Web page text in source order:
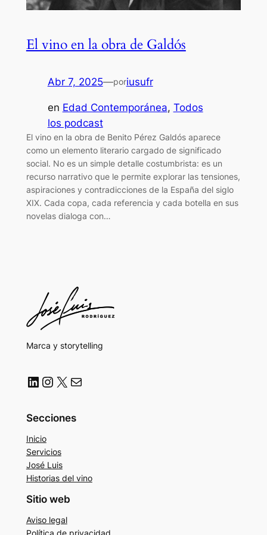
El vino en la obra de Galdós
Abr 7, 2025—poriusufr
en Edad Contemporánea, Todos
los podcast
El vino en la obra de Benito Pérez Galdós aparece
como un elemento literario cargado de significado
social. No es un simple detalle costumbrista: es un
recurso narrativo que le permite explorar las tensiones,
aspiraciones y contradicciones de la España del siglo
XIX. Cada copa, cada referencia y cada botella en sus
novelas dialoga con…
Marca y storytelling
LinkedIn Instagram X Correo electrónico
Secciones
Inicio
Servicios
José Luis
Historias del vino
Sitio web
Aviso legal
Política de privacidad